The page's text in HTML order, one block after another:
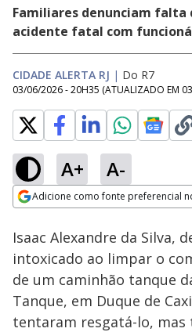
Familiares denunciam falta
acidente fatal com
CIDADE ALERTA RJ | Do R7
03/06/2026 - 20H35 (ATUALIZADO EM
A+ A-
Adicione como fonte preferencial
Ativar
Loaded
25.27%
Isaac Alexandre da Silva,
intoxicado ao limpar o
de um caminhão tanque
Tanque, em Duque de
tentaram resgatá-lo, mas